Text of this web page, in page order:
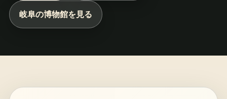
岐阜の博物館を見る